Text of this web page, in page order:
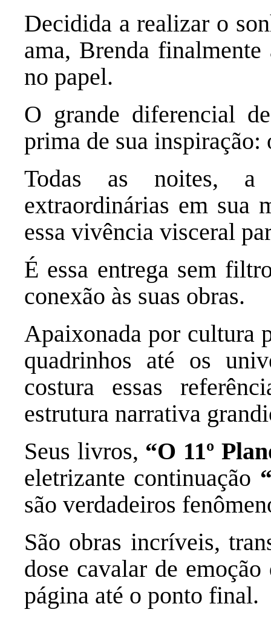
Decidida a realizar o
ama, Brenda
no papel.
O grande diferencial
prima de sua inspiração:
Todas as noites, a
extraordinárias em sua
essa vivência visceral
É essa entrega sem
conexão às suas obras.
Apaixonada por cultura
quadrinhos até os
costura essas
estrutura narrativa
Seus livros, “O 11º
eletrizante continuação
são verdadeiros
São obras incríveis,
dose cavalar de
página até o ponto final.